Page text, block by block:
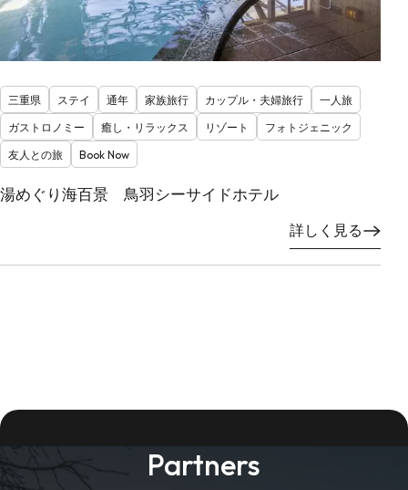
三重県 ステイ 通年 家族旅行 カップル・夫婦旅行
一人旅
ガストロノミー
癒し・リラックス リゾート
フォトジェニック
友人との旅
Book Now
湯めぐり海百景 鳥羽シーサイドホテル
詳しく見る
Partners